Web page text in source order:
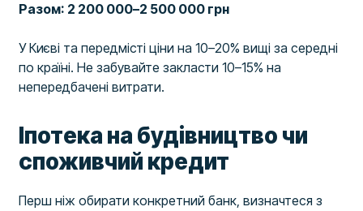
Разом: 2 200 000–2 500 000 грн
У Києві та передмісті ціни на 10–20% вищі за середні
по країні. Не забувайте закласти 10–15% на
непередбачені витрати.
Іпотека на будівництво чи
споживчий кредит
Перш ніж обирати конкретний банк, визначтеся з